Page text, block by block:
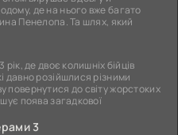
де на нього вже багато
Пенелопа. Та шлях, який
рік, де двоє колишніх бійців
давно розійшлися різними
повернутися до світу жорстоких
поява загадкової
3